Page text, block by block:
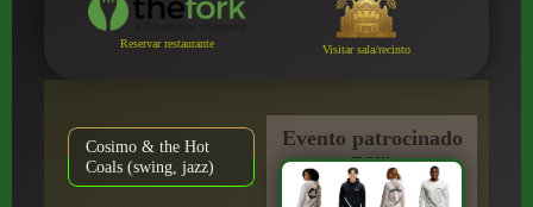
Reservar restaurante Visitar sala/recinto
Cosimo & the Hot
Coals (swing, jazz)
Evento patrocinado
por: